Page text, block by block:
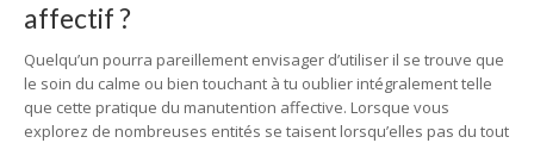
affectif ?
Quelqu’un pourra pareillement envisager d’utiliser il se trouve que
le soin du calme ou bien touchant à tu oublier intégralement telle
que cette pratique du manutention affective. Lorsque vous
explorez de nombreuses entités se taisent lorsqu’elles pas du tout